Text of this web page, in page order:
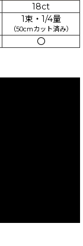
18ct
1束・1/4量
（50cmカット済み）
〇